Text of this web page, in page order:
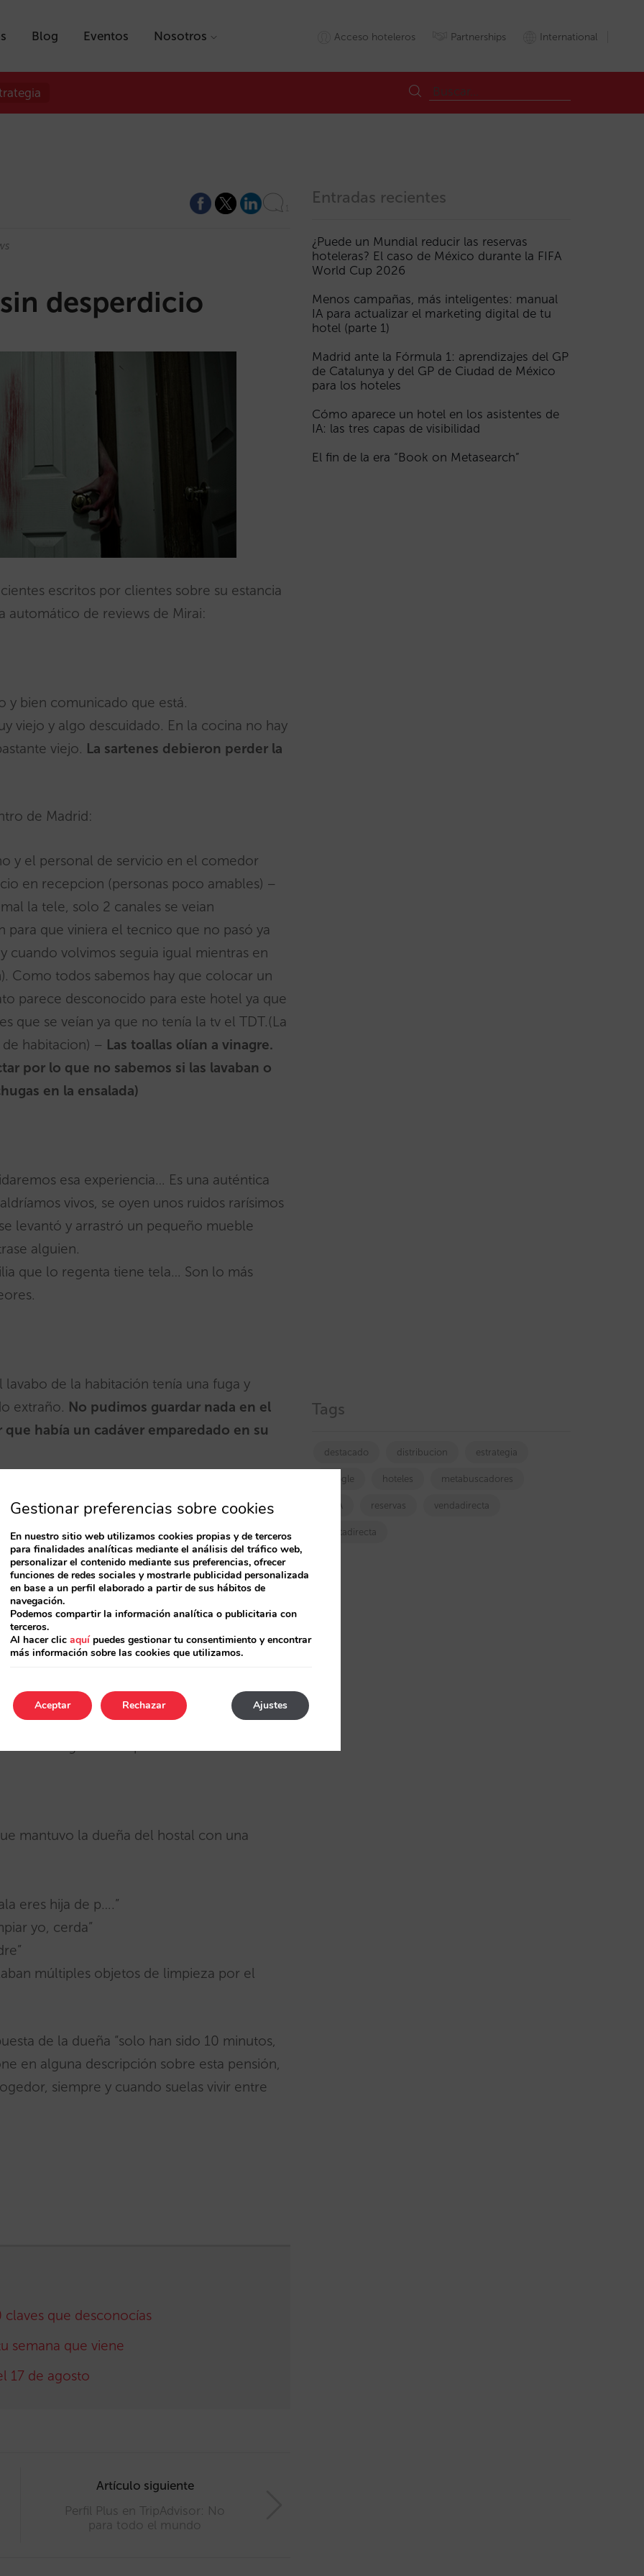
Blog Eventos Nosotros Acceso hoteleros Partnerships International
desperdicio
escritos por clientes sobre su estancia
automático de reviews de Mirai:
y bien comunicado que está.
viejo y algo descuidado. En la cocina no hay
viejo. La sartenes debieron perder la
de Madrid:
y el personal de servicio en el comedor
en recepcion (personas poco amables) –
la tele, solo 2 canales se veian
que viniera el tecnico que no pasó ya
cuando volvimos seguia igual mientras en
Como todos sabemos hay que colocar un
parece desconocido para este hotel ya que
que se veían ya que no tenía la tv el TDT.(La
habitacion) – Las toallas olían a vinagre.
por lo que no sabemos si las lavaban o
en la ensalada)
esa experiencia… Es una auténtica
vivos, se oyen unos ruidos rarísimos
levantó y arrastró un pequeño mueble
alguien.
que lo regenta tiene tela… Son lo más
lavabo de la habitación tenía una fuga y
extraño. No pudimos guardar nada en el
había un cadáver emparedado en su
cómoda. La temperatura bien. El armario y
muy amables.
la mañana los de la habitación de al lado
duro.Se oía todo. No había cepillo de dientes
higiénico: escaso.
the bathrooms are so small you feel like a
morning ablution performance.
mantuvo la dueña del hostal con una
eres hija de p….”
yo, cerda”
múltiples objetos de limpieza por el
de la dueña “solo han sido 10 minutos,
en alguna descripción sobre esta pensión,
siempre y cuando suelas vivir entre
que desconocías
semana que viene
17 de agosto
Artículo siguiente
Perfil Plus en TripAdvisor: No
para todo el mundo
Entradas recientes
¿Puede un Mundial reducir las reservas
hoteleras? El caso de México durante la FIFA
World Cup 2026
Menos campañas, más inteligentes: manual
IA para actualizar el marketing digital de tu
hotel (parte 1)
Madrid ante la Fórmula 1: aprendizajes del GP
de Catalunya y del GP de Ciudad de México
para los hoteles
Cómo aparece un hotel en los asistentes de
IA: las tres capas de visibilidad
El fin de la era “Book on Metasearch”
Tags
destacado distribucion estrategia
google hoteles metabuscadores
OTA reservas vendadirecta
ventadirecta
Gestionar preferencias sobre cookies
En nuestro sitio web utilizamos cookies propias y de terceros
para finalidades analíticas mediante el análisis del tráfico web,
personalizar el contenido mediante sus preferencias, ofrecer
funciones de redes sociales y mostrarle publicidad personalizada
en base a un perfil elaborado a partir de sus hábitos de
navegación.
Podemos compartir la información analítica o publicitaria con
terceros.
Al hacer clic aquípuedes gestionar tu consentimiento y encontrar
más información sobre las cookies que utilizamos.
Aceptar Ajustes
Rechazar